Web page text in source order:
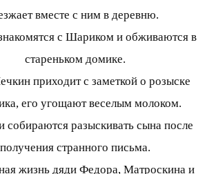
вместе с ним в деревню.
с Шариком и обживаются в
стареньком домике.
приходит с заметкой о розыске
его угощают веселым молоком.
собираются разыскивать сына после
получения странного письма.
жизнь дяди Федора, Матроскина и